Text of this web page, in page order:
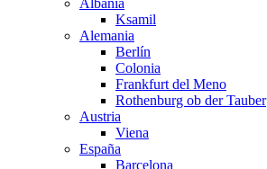
Albania
Ksamil
Alemania
Berlín
Colonia
Frankfurt del Meno
Rothenburg ob der Tauber
Austria
Viena
España
Barcelona